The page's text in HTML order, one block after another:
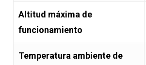
Altitud máxima de
funcionamiento
Temperatura ambiente de